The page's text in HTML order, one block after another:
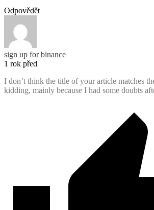
Odpovědět
sign up for binance
1 rok před
I don’t think the title of your article matches
kidding, mainly because I had some doubts